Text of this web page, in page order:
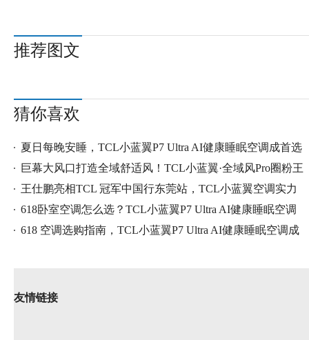
推荐图文
猜你喜欢
夏日每晚安睡，TCL小蓝翼P7 Ultra AI健康睡眠空调成首选
巨幕大风口打造全域舒适风！TCL小蓝翼·全域风Pro圈粉王
王仕鹏亮相TCL 冠军中国行东莞站，TCL小蓝翼空调实力
圈
618卧室空调怎么选？TCL小蓝翼P7 Ultra AI健康睡眠空调
凭实
618 空调选购指南，TCL小蓝翼P7 Ultra AI健康睡眠空调成
友情链接